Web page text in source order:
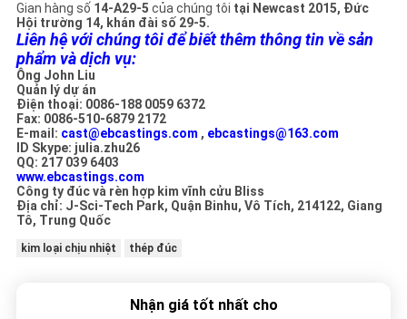
Gian hàng số 14-A29-5 của chúng tôi tại Newcast 2015, Đức
Hội trường 14, khán đài số 29-5.
Liên hệ với chúng tôi để biết thêm thông tin về sản
phẩm và dịch vụ:
Ông John Liu
Quản lý dự án
Điện thoại: 0086-188 0059 6372
Fax: 0086-510-6879 2172
E-mail: cast@ebcastings.com , ebcastings@163.com
ID Skype: julia.zhu26
QQ: 217 039 6403
www.ebcastings.com
Công ty đúc và rèn hợp kim vĩnh cửu Bliss
Địa chỉ: J-Sci-Tech Park, Quận Binhu, Vô Tích, 214122, Giang
Tô, Trung Quốc
kim loại chịu nhiệt thép đúc
Nhận giá tốt nhất cho